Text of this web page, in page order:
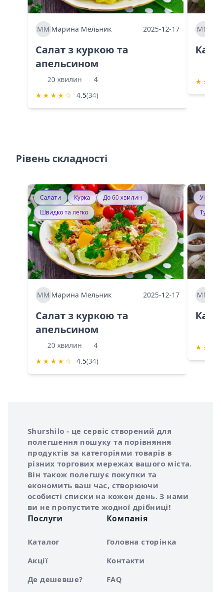
ММ Марина Мельник 2025-12-17
Салат з куркою та
апельсином
20 хвилин
4
★ ★ ★ ★ ☆ 4.5(34)
ММ
★ ★
Рівень складності
Салати Курка
До 60 хвилин
Швидко та легко
ММ Марина Мельник 2025-12-17
Салат з куркою та
апельсином
20 хвилин
4
★ ★ ★ ★ ☆ 4.5(34)
ММ
★ ★
Про сервіс Shurshilo
Shurshilo - це сервіс створений для
полегшення пошуку та порівняння
продуктів за категоріями товарів в
різних торгових мережах вашого міста.
Він також полегшує покупки та
економить ваш час, створюючи
особисті списки на кожен день. З нами
ви не пропустите жодної дрібниці!
Послуги
Каталог
Акції
Де дешевше?
Компанія
Головна сторінка
Контакти
FAQ